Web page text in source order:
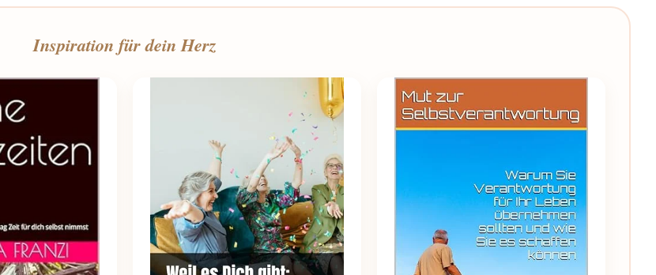
Inspiration für dein Herz